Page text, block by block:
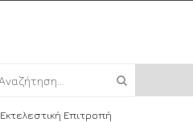
Εκτελεστική Επιτροπή